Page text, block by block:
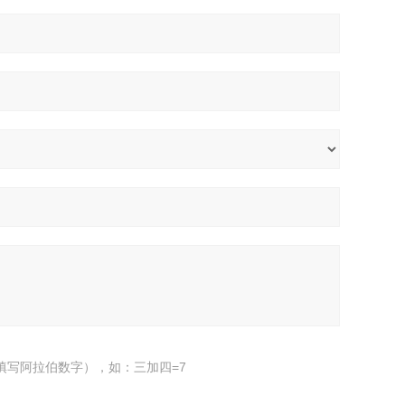
写阿拉伯数字），如：三加四=7